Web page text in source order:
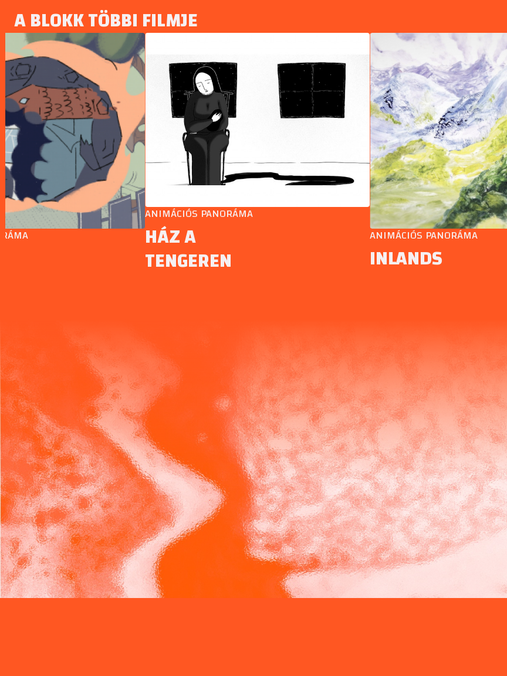
A BLOKK TÖBBI FILMJE
ANIMÁCIÓS PANORÁMA
HÁZ A
TENGEREN
ANIMÁCIÓS PANORÁMA
INLANDS